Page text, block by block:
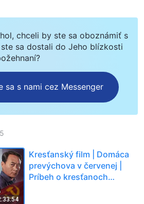
chceli by ste sa oboznámiť s
sa dostali do Jeho blízkosti
sa s nami cez Messenger
5
Kresťanský film | Domáca
prevýchova v červenej |
Príbeh o kresťanoch